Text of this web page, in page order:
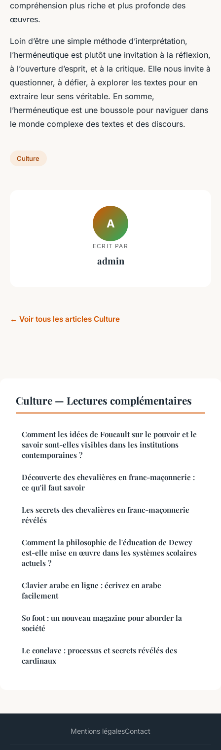
compréhension plus riche et plus profonde des
œuvres.
Loin d’être une simple méthode d’interprétation,
l’herméneutique est plutôt une invitation à la réflexion,
à l’ouverture d’esprit, et à la critique. Elle nous invite à
questionner, à défier, à explorer les textes pour en
extraire leur sens véritable. En somme,
l’herméneutique est une boussole pour naviguer dans
le monde complexe des textes et des discours.
Culture
A
ECRIT PAR
admin
← Voir tous les articles Culture
Culture — Lectures complémentaires
Comment les idées de Foucault sur le pouvoir et le
savoir sont-elles visibles dans les institutions
contemporaines ?
Découverte des chevalières en franc-maçonnerie :
ce qu'il faut savoir
Les secrets des chevalières en franc-maçonnerie
révélés
Comment la philosophie de l'éducation de Dewey
est-elle mise en œuvre dans les systèmes scolaires
actuels ?
Clavier arabe en ligne : écrivez en arabe
facilement
So foot : un nouveau magazine pour aborder la
société
Le conclave : processus et secrets révélés des
cardinaux
Mentions légalesContact